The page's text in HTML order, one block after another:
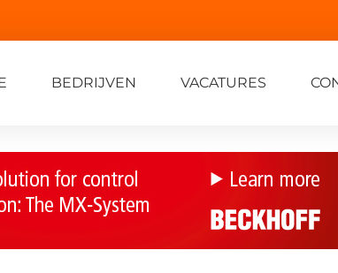
BEDRIJVEN VACATURES